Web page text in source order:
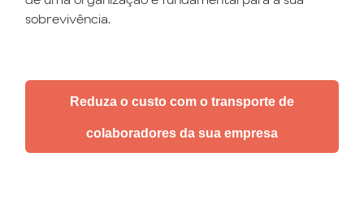
sobrevivência.
Reduza o custo com o transporte de
colaboradores da sua empresa